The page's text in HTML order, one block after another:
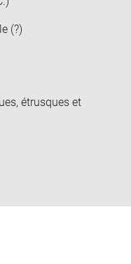
(?)
étrusques et